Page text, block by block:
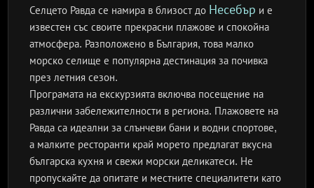
Селцето Равда се намира в близост до Несебър и е
известен със своите прекрасни плажове и спокойна
атмосфера. Разположено в България, това малко
морско селище е популярна дестинация за почивка
през летния сезон.
Програмата на екскурзията включва посещение на
различни забележителности в региона. Плажовете на
Равда са идеални за слънчеви бани и водни спортове,
а малките ресторанти край морето предлагат вкусна
българска кухня и свежи морски деликатеси. Не
пропускайте да опитате и местните специалитети като